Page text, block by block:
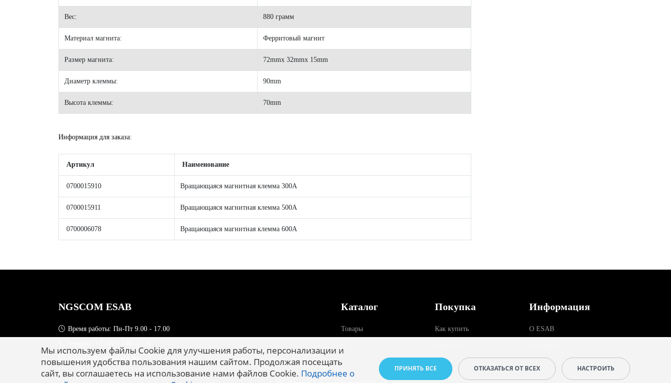
Вес: 880 грамм
Материал магнита: Ферритовый магнит
Размер магнита: 72mmx 32mmx 15mm
Диаметр клеммы: 90mm
Высота клеммы: 70mm
Информация для заказа:
Артикул Наименование
0700015910 Вращающаяся магнитная клемма 300А
0700015911 Вращающаяся магнитная клемма 500А
0700006078 Вращающаяся магнитная клемма 600А
Мы используем файлы Cookie для улучшения работы, персонализации и
повышения удобства пользования нашим сайтом. Продолжая посещать
сайт, вы соглашаетесь на использование нами файлов Cookie. Подробнее о
ПРИНЯТЬ ВСЕ ОТКАЗАТЬСЯ ОТ ВСЕХ НАСТРОИТЬ
NGSCOM ESAB
Время работы: Пн-Пт 9.00 - 17.00
info@ngscom.ru
Каталог
Товары
Покупка
Как купить
Информация
О ESAB